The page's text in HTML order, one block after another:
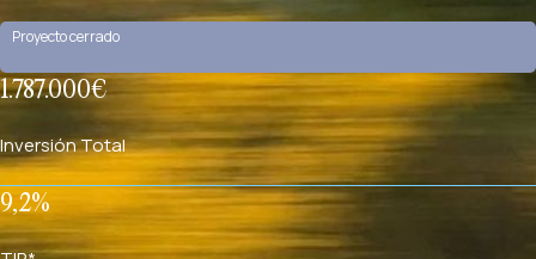
Proyecto cerrado
1.787.000€
Inversión Total
9,2%